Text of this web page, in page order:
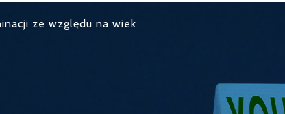
ze względu na wiek